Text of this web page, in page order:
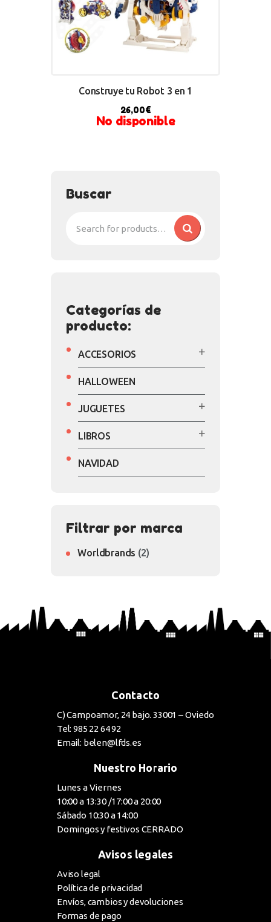
Construye tu Robot 3 en 1
26,00€
No disponible
Buscar
Categorías de
producto:
ACCESORIOS
HALLOWEEN
JUGUETES
LIBROS
NAVIDAD
Filtrar por marca
Worldbrands (2)
Contacto
C) Campoamor, 24 bajo. 33001 – Oviedo
Tel: 985 22 64 92
Email: belen@lfds.es
Nuestro Horario
Lunes a Viernes
10:00 a 13:30 /17:00 a 20:00
Sábado 10:30 a 14:00
Domingos y festivos CERRADO
Avisos legales
Aviso legal
Política de privacidad
Envíos, cambios y devoluciones
Formas de pago